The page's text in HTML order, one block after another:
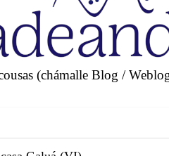
(chámalle Blog /